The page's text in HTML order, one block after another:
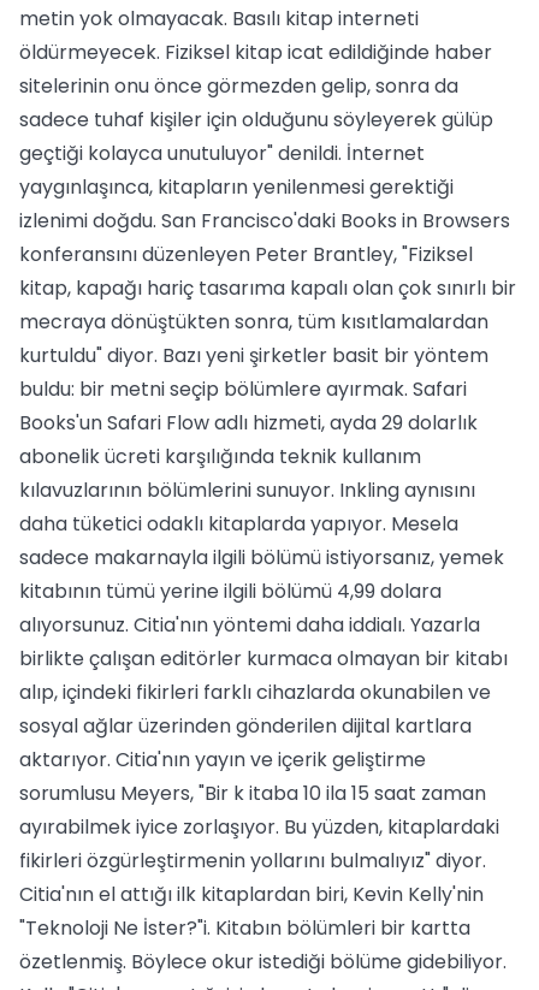
metin yok olmayacak. Basılı kitap interneti
öldürmeyecek. Fiziksel kitap icat edildiğinde haber
sitelerinin onu önce görmezden gelip, sonra da
sadece tuhaf kişiler için olduğunu söyleyerek gülüp
geçtiği kolayca unutuluyor" denildi. İnternet
yaygınlaşınca, kitapların yenilenmesi gerektiği
izlenimi doğdu. San Francisco'daki Books in Browsers
konferansını düzenleyen Peter Brantley, "Fiziksel
kitap, kapağı hariç tasarıma kapalı olan çok sınırlı bir
mecraya dönüştükten sonra, tüm kısıtlamalardan
kurtuldu" diyor. Bazı yeni şirketler basit bir yöntem
buldu: bir metni seçip bölümlere ayırmak. Safari
Books'un Safari Flow adlı hizmeti, ayda 29 dolarlık
abonelik ücreti karşılığında teknik kullanım
kılavuzlarının bölümlerini sunuyor. Inkling aynısını
daha tüketici odaklı kitaplarda yapıyor. Mesela
sadece makarnayla ilgili bölümü istiyorsanız, yemek
kitabının tümü yerine ilgili bölümü 4,99 dolara
alıyorsunuz. Citia'nın yöntemi daha iddialı. Yazarla
birlikte çalışan editörler kurmaca olmayan bir kitabı
alıp, içindeki fikirleri farklı cihazlarda okunabilen ve
sosyal ağlar üzerinden gönderilen dijital kartlara
aktarıyor. Citia'nın yayın ve içerik geliştirme
sorumlusu Meyers, "Bir k itaba 10 ila 15 saat zaman
ayırabilmek iyice zorlaşıyor. Bu yüzden, kitaplardaki
fikirleri özgürleştirmenin yollarını bulmalıyız" diyor.
Citia'nın el attığı ilk kitaplardan biri, Kevin Kelly'nin
"Teknoloji Ne İster?"i. Kitabın bölümleri bir kartta
özetlenmiş. Böylece okur istediği bölüme gidebiliyor.